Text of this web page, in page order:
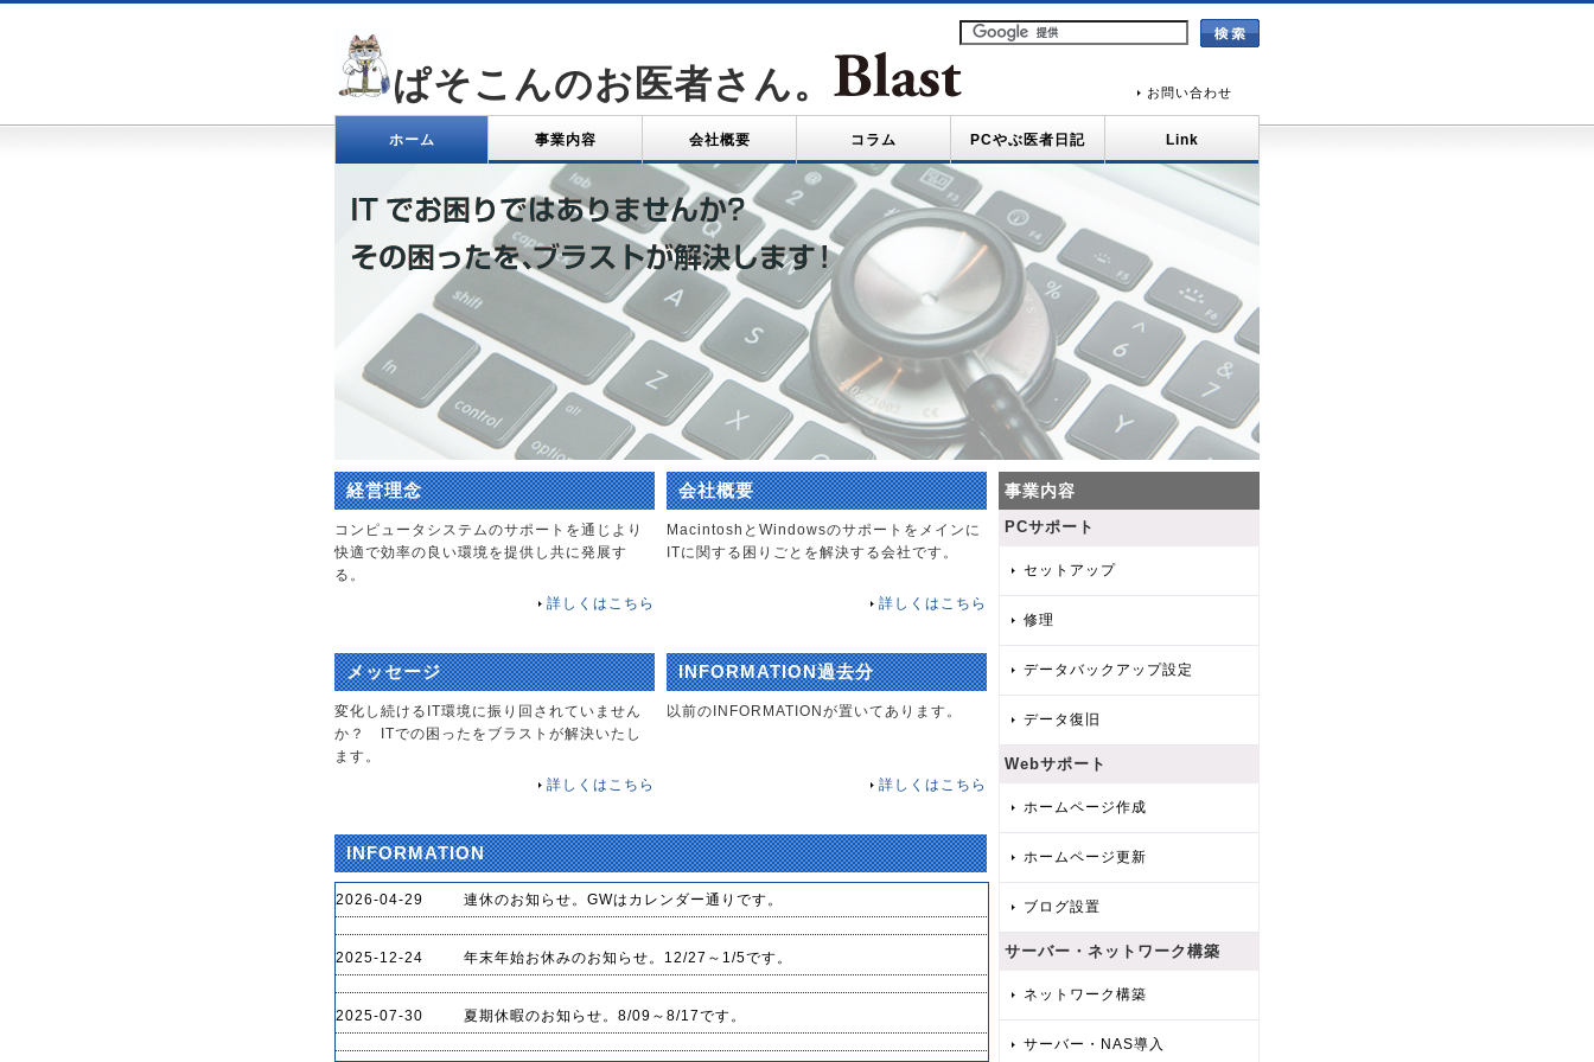
ぱそこんのお医者さん。 お問い合わせ
ホーム 事業内容 会社概要 コラム PCやぶ医者日記 Link
経営理念
コンピュータシステムのサポートを通じより
快適で効率の良い環境を提供し共に発展す
る。
詳しくはこちら
会社概要
MacintoshとWindowsのサポートをメインに
ITに関する困りごとを解決する会社です。
詳しくはこちら
メッセージ
変化し続けるIT環境に振り回されていません
か？ ITでの困ったをブラストが解決いたし
ます。
詳しくはこちら
INFORMATION過去分
以前のINFORMATIONが置いてあります。
詳しくはこちら
INFORMATION
2026-04-29 連休のお知らせ。GWはカレンダー通りです。
2025-12-24 年末年始お休みのお知らせ。12/27～1/5です。
2025-07-30 夏期休暇のお知らせ。8/09～8/17です。
事業内容
PCサポート
セットアップ
修理
データバックアップ設定
データ復旧
Webサポート
ホームページ作成
ホームページ更新
ブログ設置
サーバー・ネットワーク構築
ネットワーク構築
サーバー・NAS導入